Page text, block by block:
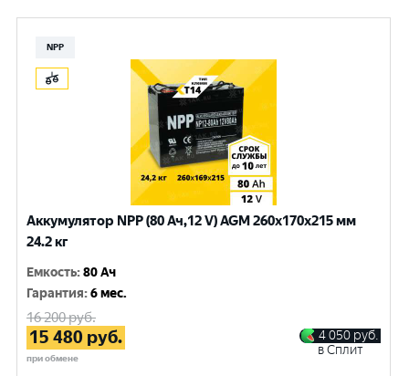
NPP
Аккумулятор NPP (80 Ач,12 V) AGM 260x170x215 мм
24.2 кг
Емкость:80 Ач
Гарантия:6 мес.
16 200руб.
15 480 руб.
при обмене
4 050 руб.
в Сплит